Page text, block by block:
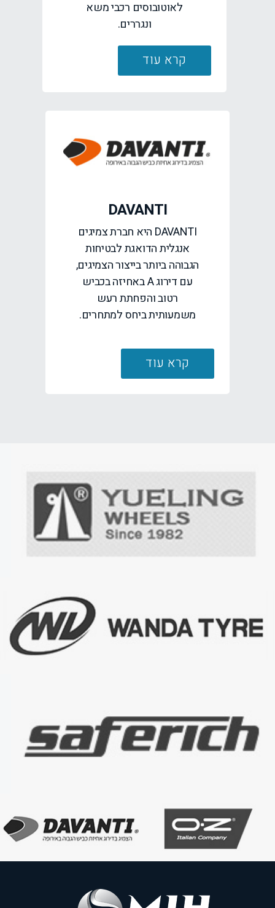
לאוטובוסים רכבי משא
ונגררים.
קרא עוד
DAVANTI
DAVANTI היא חברת צמיגים
אנגלית הדואגת לבטיחות
הגבוהה ביותר בייצור הצמיגים,
עם דירוג A באחיזה בכביש
רטוב והפחתת רעש
משמעותית ביחס למתחרים.
קרא עוד